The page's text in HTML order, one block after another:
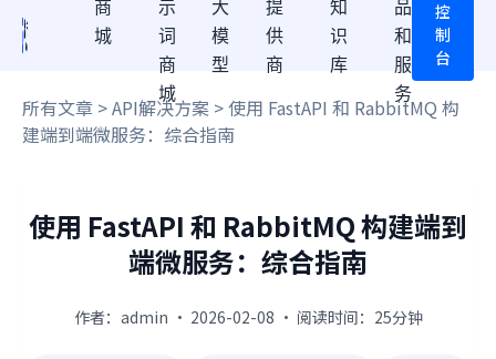
商
城
示
词
商
城
大
模
型
提
供
商
知
识
库
品
和
服
务
控
制
台
所有文章 >API解决方案 > 使用 FastAPI 和 RabbitMQ 构
建端到端微服务：综合指南
使用 FastAPI 和 RabbitMQ 构建端到
端微服务：综合指南
作者：admin · 2026-02-08 · 阅读时间：25分钟